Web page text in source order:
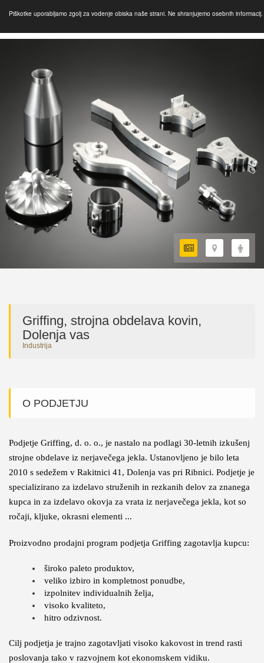
Piškotke uporabljamo zgolj za vodenje obiska naše strani. Ne shranjujemo osebnih informacij.
Griffing, strojna obdelava kovin,
Dolenja vas
Industrija
O PODJETJU
Podjetje Griffing, d. o. o., je nastalo na podlagi 30-letnih izkušenj
strojne obdelave iz nerjavečega jekla. Ustanovljeno je bilo leta
2010 s sedežem v Rakitnici 41, Dolenja vas pri Ribnici. Podjetje je
specializirano za izdelavo struženih in rezkanih delov za znanega
kupca in za izdelavo okovja za vrata iz nerjavečega jekla, kot so
ročaji, kljuke, okrasni elementi ...
Proizvodno prodajni program podjetja Griffing zagotavlja kupcu:
široko paleto produktov,
veliko izbiro in kompletnost ponudbe,
izpolnitev individualnih želja,
visoko kvaliteto,
hitro odzivnost.
Cilj podjetja je trajno zagotavljati visoko kakovost in trend rasti
poslovanja tako v razvojnem kot ekonomskem vidiku.